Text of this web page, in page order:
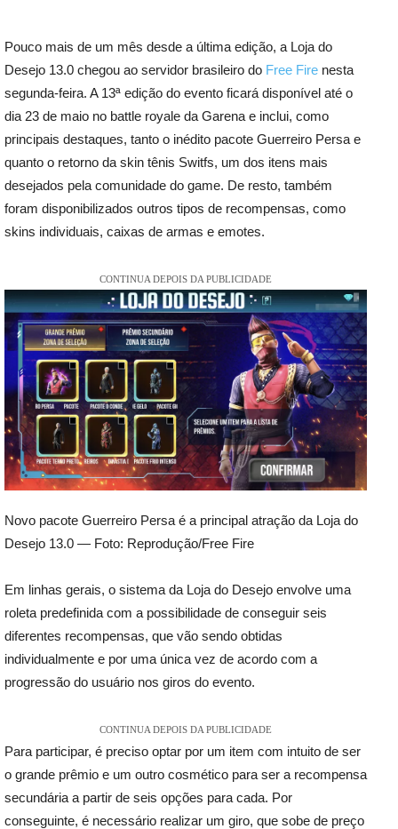
Pouco mais de um mês desde a última edição, a Loja do
Desejo 13.0 chegou ao servidor brasileiro do Free Fire nesta
segunda-feira. A 13ª edição do evento ficará disponível até o
dia 23 de maio no battle royale da Garena e inclui, como
principais destaques, tanto o inédito pacote Guerreiro Persa e
quanto o retorno da skin tênis Switfs, um dos itens mais
desejados pela comunidade do game. De resto, também
foram disponibilizados outros tipos de recompensas, como
skins individuais, caixas de armas e emotes.
CONTINUA DEPOIS DA PUBLICIDADE
Novo pacote Guerreiro Persa é a principal atração da Loja do
Desejo 13.0 — Foto: Reprodução/Free Fire
Em linhas gerais, o sistema da Loja do Desejo envolve uma
roleta predefinida com a possibilidade de conseguir seis
diferentes recompensas, que vão sendo obtidas
individualmente e por uma única vez de acordo com a
progressão do usuário nos giros do evento.
CONTINUA DEPOIS DA PUBLICIDADE
Para participar, é preciso optar por um item com intuito de ser
o grande prêmio e um outro cosmético para ser a recompensa
secundária a partir de seis opções para cada. Por
conseguinte, é necessário realizar um giro, que sobe de preço